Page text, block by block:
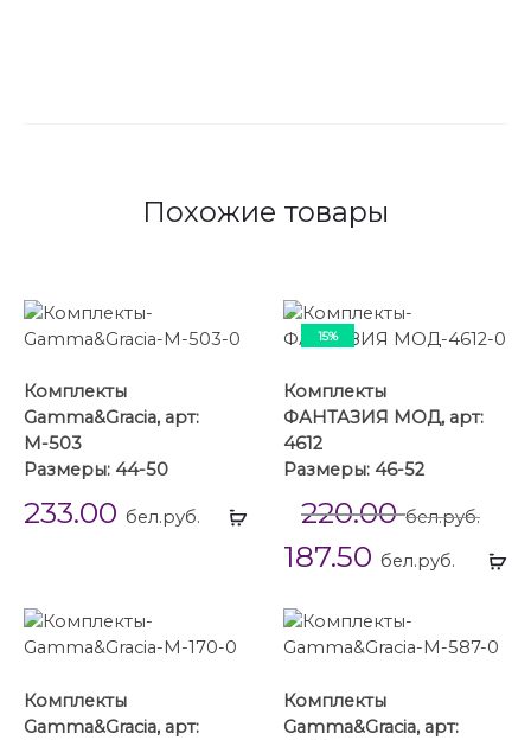
Похожие товары
Выбрать
Комплекты
Gamma&Gracia, арт:
М-503
Размеры: 44-50
233.00 бел.руб.
15%
Комплекты
ФАНТАЗИЯ МОД, арт:
4612
Размеры: 46-52
220.00бел.руб.
187.50 бел.руб.
Комплекты
Gamma&Gracia, арт:
Комплекты
Gamma&Gracia, арт: